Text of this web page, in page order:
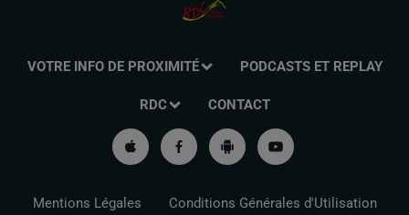
VOTRE INFO DE PROXIMITÉ PODCASTS ET REPLAY
RDC CONTACT
Mentions Légales Conditions Générales d'Utilisation